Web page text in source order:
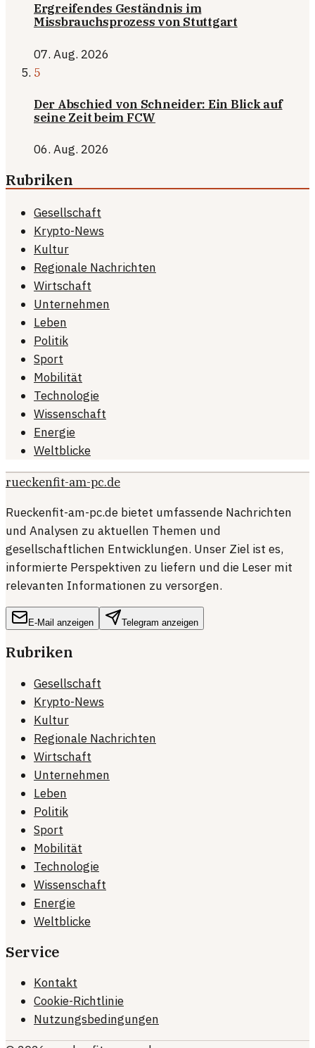
Ergreifendes Geständnis im
Missbrauchsprozess von Stuttgart
07. Aug. 2026
5
Der Abschied von Schneider: Ein Blick auf
seine Zeit beim FCW
06. Aug. 2026
Rubriken
Gesellschaft
Krypto-News
Kultur
Regionale Nachrichten
Wirtschaft
Unternehmen
Leben
Politik
Sport
Mobilität
Technologie
Wissenschaft
Energie
Weltblicke
rueckenfit-am-pc.de
Rueckenfit-am-pc.de bietet umfassende Nachrichten
und Analysen zu aktuellen Themen und
gesellschaftlichen Entwicklungen. Unser Ziel ist es,
informierte Perspektiven zu liefern und die Leser mit
relevanten Informationen zu versorgen.
E-Mail anzeigen Telegram anzeigen
Rubriken
Gesellschaft
Krypto-News
Kultur
Regionale Nachrichten
Wirtschaft
Unternehmen
Leben
Politik
Sport
Mobilität
Technologie
Wissenschaft
Energie
Weltblicke
Service
Kontakt
Cookie-Richtlinie
Nutzungsbedingungen